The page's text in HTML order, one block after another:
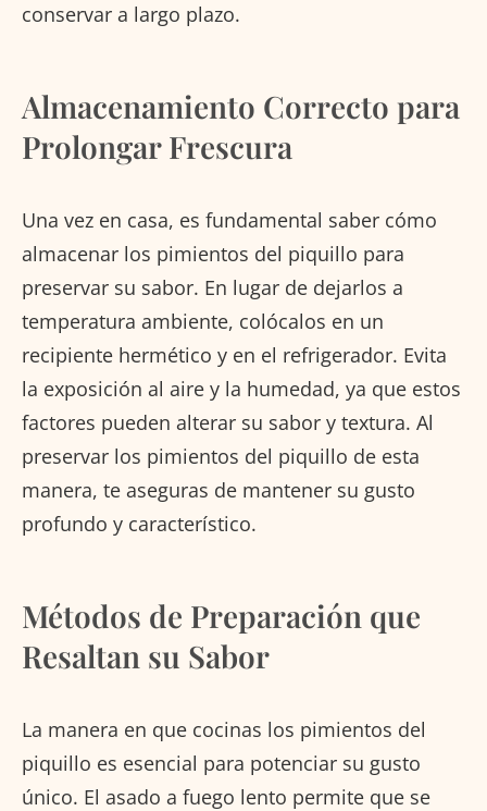
conservar a largo plazo.
Almacenamiento Correcto para
Prolongar Frescura
Una vez en casa, es fundamental saber cómo
almacenar los pimientos del piquillo para
preservar su sabor. En lugar de dejarlos a
temperatura ambiente, colócalos en un
recipiente hermético y en el refrigerador. Evita
la exposición al aire y la humedad, ya que estos
factores pueden alterar su sabor y textura. Al
preservar los pimientos del piquillo de esta
manera, te aseguras de mantener su gusto
profundo y característico.
Métodos de Preparación que
Resaltan su Sabor
La manera en que cocinas los pimientos del
piquillo es esencial para potenciar su gusto
único. El asado a fuego lento permite que se